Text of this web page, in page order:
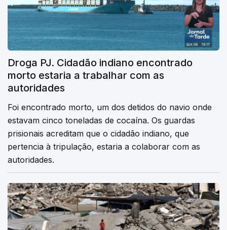
Droga PJ. Cidadão indiano encontrado
morto estaria a trabalhar com as
autoridades
Foi encontrado morto, um dos detidos do navio onde
estavam cinco toneladas de cocaína. Os guardas
prisionais acreditam que o cidadão indiano, que
pertencia à tripulação, estaria a colaborar com as
autoridades.